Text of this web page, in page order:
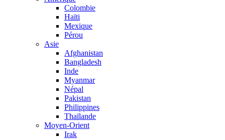
Colombie
Haïti
Mexique
Pérou
Asie
Afghanistan
Bangladesh
Inde
Myanmar
Népal
Pakistan
Philippines
Thaïlande
Moyen-Orient
Irak